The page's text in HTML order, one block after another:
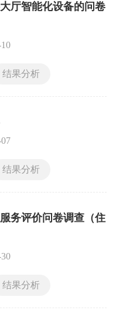
厅智能化设备的问卷
结果分析
结果分析
务评价问卷调查（住
结果分析